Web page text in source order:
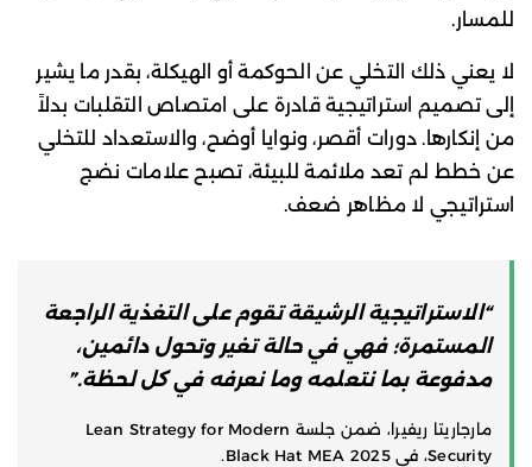
للمسار.
لا يعني ذلك التخلي عن الحوكمة أو الهيكلة، بقدر ما يشير
إلى تصميم استراتيجية قادرة على امتصاص التقلبات بدلاً
من إنكارها. دورات أقصر، ونوايا أوضح، والاستعداد للتخلي
عن خطط لم تعد ملائمة للبيئة، تصبح علامات نضج
استراتيجي لا مظاهر ضعف.
“الاستراتيجية الرشيقة تقوم على التغذية الراجعة
المستمرة؛ فهي في حالة تغير وتحول دائمين،
مدفوعة بما نتعلمه وما نعرفه في كل لحظة.”
مارجاريتا ريفيرا، ضمن جلسة Lean Strategy for Modern
Security، في Black Hat MEA 2025.